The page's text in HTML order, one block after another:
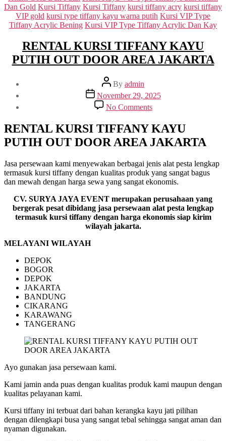
Dan Gold Kursi Tiffany Kursi Tiffany kursi tiffany acry kursi tiffany
VIP gold kursi type tiffany kayu warna putih Kursi VIP Type
Tiffany Acrylic Bening Kursi VIP Type Tiffany Acrylic Dan Kay
RENTAL KURSI TIFFANY KAYU
PUTIH OUT DOOR AREA JAKARTA
Post
author
By admin
Post
date
November 29, 2025
No Commentson
RENTAL
TIFFANY
KAYU
DOOR
AREA
JAKARTA
RENTAL KURSI TIFFANY KAYU
PUTIH OUT DOOR AREA JAKARTA
Jasa persewaan kami menyewakan berbagai jenis alat pesta lengkap
termasuk kursi tiffany dengan kualitas produk yang sangat bagus
dan mewah dengan harga sewa yang sangat ekonomis.
CV. SURYA JAYA EVENT merupakan perusahaan yang
bergerak pesat dibidang jasa persewaan alat pesta lengkap
termasuk kursi tiffany dengan harga ekonomis siap kirim
wilayah jakarta.
MELAYANI WILAYAH
DEPOK
BOGOR
DEPOK
JAKARTA
BANDUNG
CIKARANG
KARAWANG
TANGERANG
Ayo gunakan jasa persewaan kami.
Kami jamin anda puas dengan kualitas produk kami maupun dengan
kualitas pelayanan kami.
Kursi tiffany ini terbuat dari bahan kerangka kayu jati pilihan
dengan dilengkapi busa yang sangat tebal sehingga sangat aman dan
nyaman digunakan.